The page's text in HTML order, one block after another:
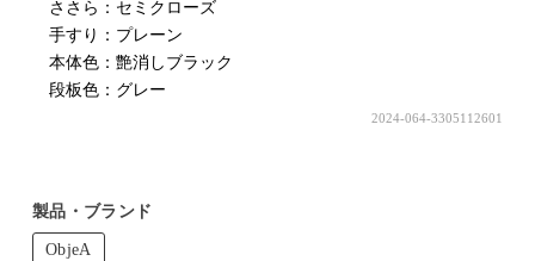
ささら：セミクローズ
手すり：プレーン
本体色：艶消しブラック
段板色：グレー
2024-064-3305112601
製品・ブランド
ObjeA